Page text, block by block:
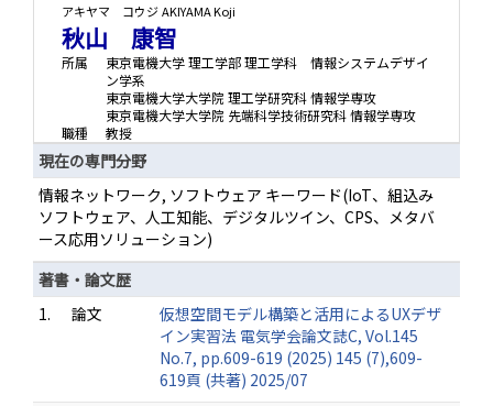
アキヤマ コウジAKIYAMA Koji
秋山 康智
所属
東京電機大学 理工学部 理工学科 情報システムデザイ
ン学系
東京電機大学大学院 理工学研究科 情報学専攻
東京電機大学大学院 先端科学技術研究科 情報学専攻
職種
教授
現在の専門分野
情報ネットワーク, ソフトウェア キーワード(IoT、組込み
ソフトウェア、人工知能、デジタルツイン、CPS、メタバ
ース応用ソリューション)
著書・論文歴
1.
論文
仮想空間モデル構築と活用によるUXデザ
イン実習法 電気学会論文誌C, Vol.145
No.7, pp.609-619 (2025) 145 (7),609-
619頁 (共著) 2025/07